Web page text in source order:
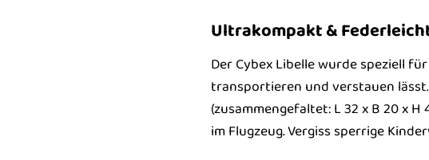
Ultrakompakt &
Der Cybex Libelle wurde speziell
transportieren und verstauen
(zusammengefaltet: L 32 x B 20 x
im Flugzeug. Vergiss sperrige